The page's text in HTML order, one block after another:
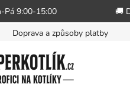
9:00-15:00 🚚
Doprava a způsoby platby